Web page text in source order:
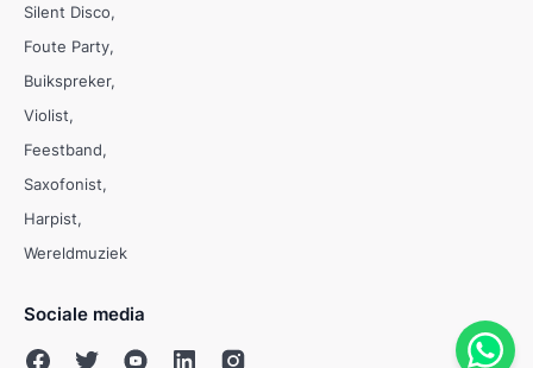
Silent Disco
Foute Party
Buikspreker
Violist
Feestband
Saxofonist
Harpist
Wereldmuziek
Sociale media